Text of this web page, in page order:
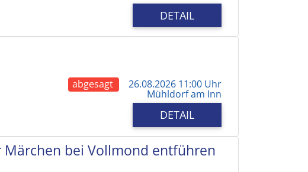
DETAIL
abgesagt 26.08.2026 11:00 Uhr
Mühldorf am Inn
DETAIL
Märchen bei Vollmond entführen